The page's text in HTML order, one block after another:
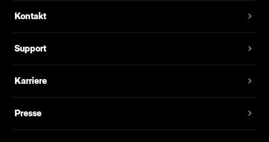
Kontakt
Support
Karriere
Presse